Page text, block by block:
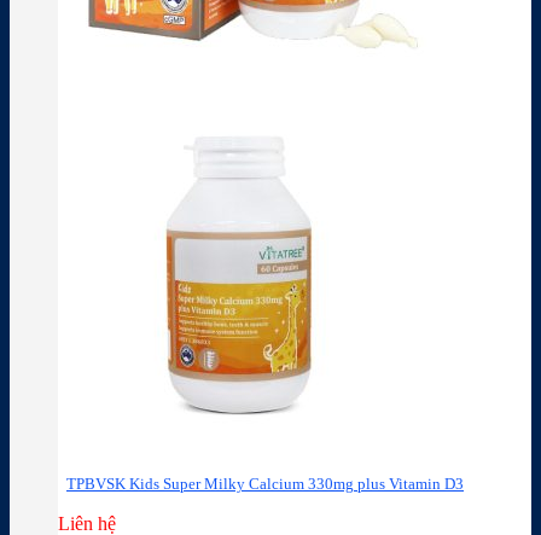
TPBVSK Kids Super Milky Calcium 330mg plus Vitamin D3
Liên hệ